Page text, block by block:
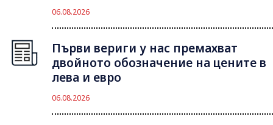
06.08.2026
Първи вериги у нас премахват
двойното обозначение на цените в
лева и евро
06.08.2026